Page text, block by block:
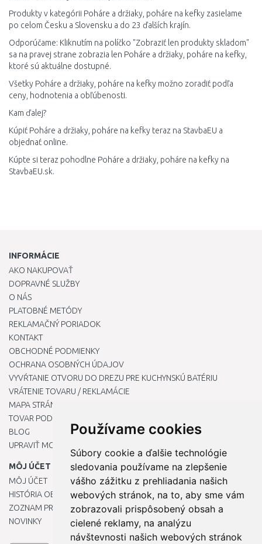
Používame cookies
Súbory cookie a ďalšie technológie
sledovania používame na zlepšenie
vášho zážitku z prehliadania našich
webových stránok, na to, aby sme vám
zobrazovali prispôsobený obsah a
cielené reklamy, na analýzu
návštevnosti našich webových stránok
Produkty v kategórii Poháre a držiaky, poháre na kefky zasielame
po celom Česku a Slovensku a do 23 ďalších krajín.
Odporúčame: Kliknutím na políčko "Zobraziť len produkty skladom"
sa na pravej strane zobrazia len Poháre a držiaky, poháre na kefky,
ktoré sú aktuálne dostupné.
Všetky Poháre a držiaky, poháre na kefky možno zoradiť podľa
ceny, hodnotenia a obľúbenosti.
Kam ďalej?
Kúpiť Poháre a držiaky, poháre na kefky teraz na StavbaEU a
objednať online.
Kúpte si teraz pohodlne Poháre a držiaky, poháre na kefky na
StavbaEU.sk.
INFORMÁCIE
AKO NAKUPOVAŤ
DOPRAVNÉ SLUŽBY
O NÁS
PLATOBNÉ METÓDY
REKLAMAČNÝ PORIADOK
KONTAKT
OBCHODNÉ PODMIENKY
OCHRANA OSOBNÝCH ÚDAJOV
VYVŔTANIE OTVORU DO DREZU PRE KUCHYNSKÚ BATÉRIU
VRÁTENIE TOVARU / REKLAMÁCIE
MAPA STRÁNOK
TOVAR PODĽA ZNAČIEK
BLOG
UPRAVIŤ MOJE PREDVOĽBY COOKIES
MÔJ ÚČET
MÔJ ÚČET
HISTÓRIA OBJEDNÁVOK
ZOZNAM PRIANÍ
NOVINKY